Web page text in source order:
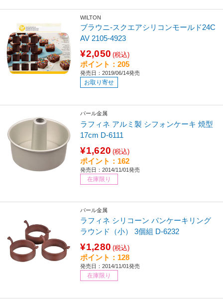
WILTON
ブラウニ-スクエアシリコンモールド24C
AV 2105-4923
¥2,050 (税込)
ポイント：205
発売日：2019/06/14発売
お取り寄せ
パール金属
ラフィネ アルミ製 シフォンケーキ 焼型
17cm D-6111
¥1,620 (税込)
ポイント：162
発売日：2014/11/01発売
在庫限り
パール金属
ラフィネ シリコーン パンケーキリング
ラウンド（小） 3個組 D-6232
¥1,280 (税込)
ポイント：128
発売日：2014/11/01発売
在庫限り